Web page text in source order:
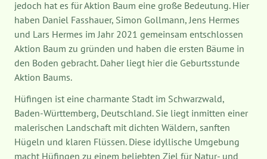
jedoch hat es für Aktion Baum eine große Bedeutung. Hier
haben Daniel Fasshauer, Simon Gollmann, Jens Hermes
und Lars Hermes im Jahr 2021 gemeinsam entschlossen
Aktion Baum zu gründen und haben die ersten Bäume in
den Boden gebracht. Daher liegt hier die Geburtsstunde
Aktion Baums.
Hüfingen ist eine charmante Stadt im Schwarzwald,
Baden-Württemberg, Deutschland. Sie liegt inmitten einer
malerischen Landschaft mit dichten Wäldern, sanften
Hügeln und klaren Flüssen. Diese idyllische Umgebung
macht Hüfingen zu einem beliebten Ziel für Natur- und